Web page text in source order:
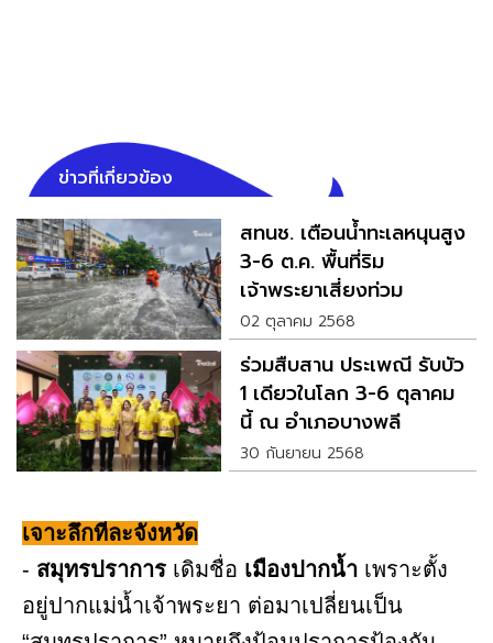
ข่าวที่เกี่ยวข้อง
สทนช. เตือนน้ำทะเลหนุนสูง
3-6 ต.ค. พื้นที่ริม
เจ้าพระยาเสี่ยงท่วม
02 ตุลาคม 2568
ร่วมสืบสาน ประเพณี รับบัว
1 เดียวในโลก 3-6 ตุลาคม
นี้ ณ อำเภอบางพลี
30 กันยายน 2568
เจาะลึกทีละจังหวัด
- สมุทรปราการ เดิมชื่อ เมืองปากน้ำ เพราะตั้ง
อยู่ปากแม่น้ำเจ้าพระยา ต่อมาเปลี่ยนเป็น